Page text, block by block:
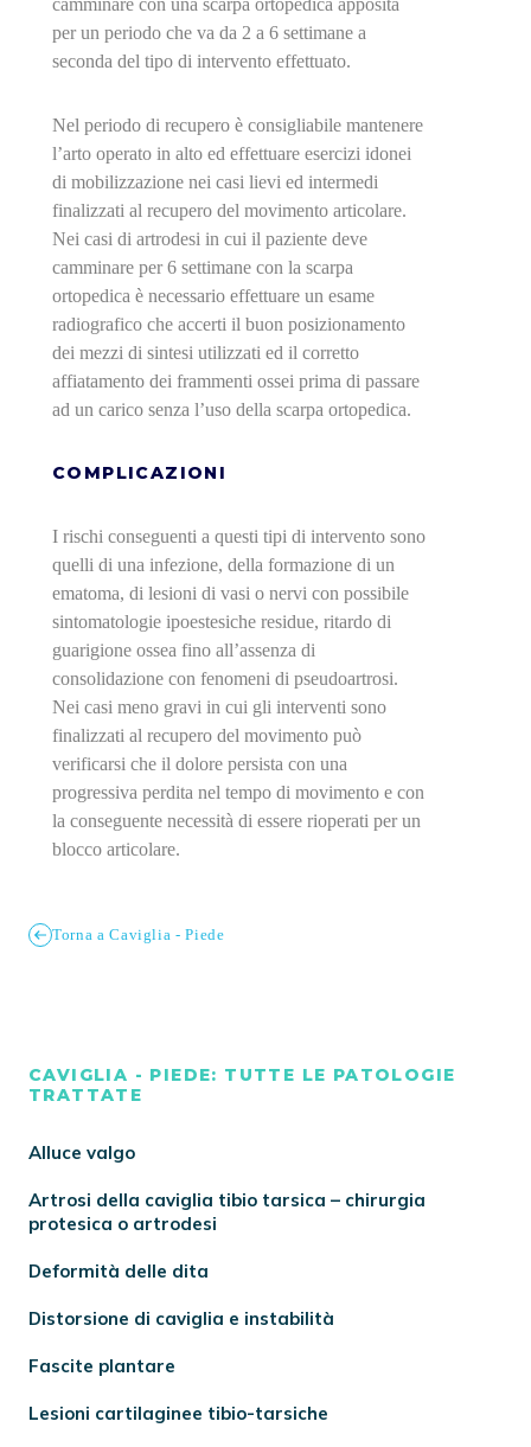
per un periodo che va da 2 a 6 settimane a
seconda del tipo di intervento effettuato.
Nel periodo di recupero è consigliabile mantenere
l’arto operato in alto ed effettuare esercizi idonei
di mobilizzazione nei casi lievi ed intermedi
finalizzati al recupero del movimento articolare.
Nei casi di artrodesi in cui il paziente deve
camminare per 6 settimane con la scarpa
ortopedica è necessario effettuare un esame
radiografico che accerti il buon posizionamento
dei mezzi di sintesi utilizzati ed il corretto
affiatamento dei frammenti ossei prima di passare
ad un carico senza l’uso della scarpa ortopedica.
COMPLICAZIONI
I rischi conseguenti a questi tipi di intervento sono
quelli di una infezione, della formazione di un
ematoma, di lesioni di vasi o nervi con possibile
sintomatologie ipoestesiche residue, ritardo di
guarigione ossea fino all’assenza di
consolidazione con fenomeni di pseudoartrosi.
Nei casi meno gravi in cui gli interventi sono
finalizzati al recupero del movimento può
verificarsi che il dolore persista con una
progressiva perdita nel tempo di movimento e con
la conseguente necessità di essere rioperati per un
blocco articolare.
Torna a Caviglia - Piede
CAVIGLIA - PIEDE: TUTTE LE PATOLOGIE
TRATTATE
Alluce valgo
Artrosi della caviglia tibio tarsica – chirurgia
protesica o artrodesi
Deformità delle dita
Distorsione di caviglia e instabilità
Fascite plantare
Lesioni cartilaginee tibio-tarsiche